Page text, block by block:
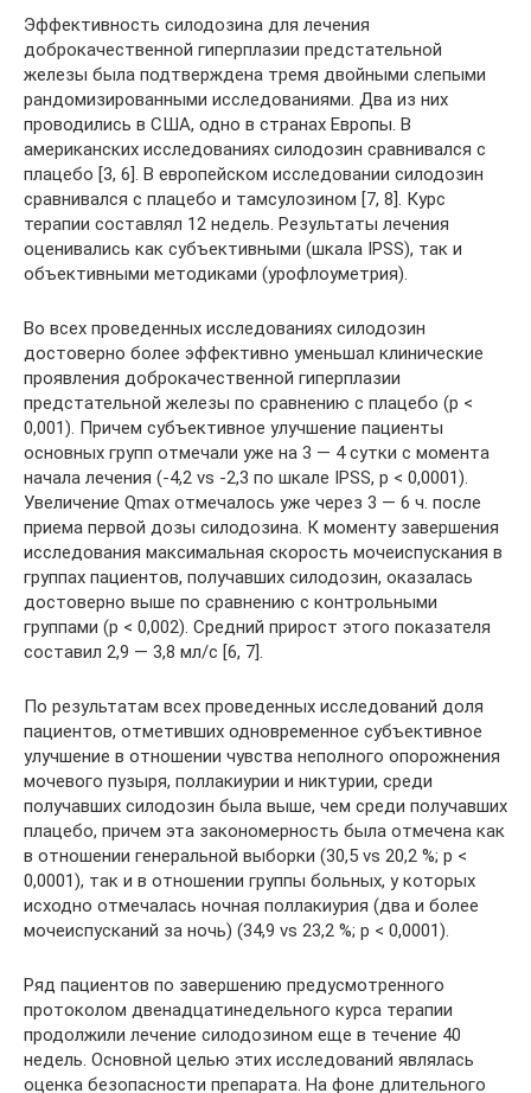
Эффективность силодозина для лечения
доброкачественной гиперплазии предстательной
железы была подтверждена тремя двойными слепыми
рандомизированными исследованиями. Два из них
проводились в США, одно в странах Европы. В
американских исследованиях силодозин сравнивался с
плацебо [3, 6]. В европейском исследовании силодозин
сравнивался с плацебо и тамсулозином [7, 8]. Курс
терапии составлял 12 недель. Результаты лечения
оценивались как субъективными (шкала IPSS), так и
объективными методиками (урофлоуметрия).
Во всех проведенных исследованиях силодозин
достоверно более эффективно уменьшал клинические
проявления доброкачественной гиперплазии
предстательной железы по сравнению с плацебо (p <
0,001). Причем субъективное улучшение пациенты
основных групп отмечали уже на 3 — 4 сутки с момента
начала лечения (-4,2 vs -2,3 по шкале IPSS, p < 0,0001).
Увеличение Qmax отмечалось уже через 3 — 6 ч. после
приема первой дозы силодозина. К моменту завершения
исследования максимальная скорость мочеиспускания в
группах пациентов, получавших силодозин, оказалась
достоверно выше по сравнению с контрольными
группами (p < 0,002). Средний прирост этого показателя
составил 2,9 — 3,8 мл/с [6, 7].
По результатам всех проведенных исследований доля
пациентов, отметивших одновременное субъективное
улучшение в отношении чувства неполного опорожнения
мочевого пузыря, поллакиурии и никтурии, среди
получавших силодозин была выше, чем среди получавших
плацебо, причем эта закономерность была отмечена как
в отношении генеральной выборки (30,5 vs 20,2 %; p <
0,0001), так и в отношении группы больных, у которых
исходно отмечалась ночная поллакиурия (два и более
мочеиспусканий за ночь) (34,9 vs 23,2 %; p < 0,0001).
Ряд пациентов по завершению предусмотренного
протоколом двенадцатинедельного курса терапии
продолжили лечение силодозином еще в течение 40
недель. Основной целью этих исследований являлась
оценка безопасности препарата. На фоне длительного